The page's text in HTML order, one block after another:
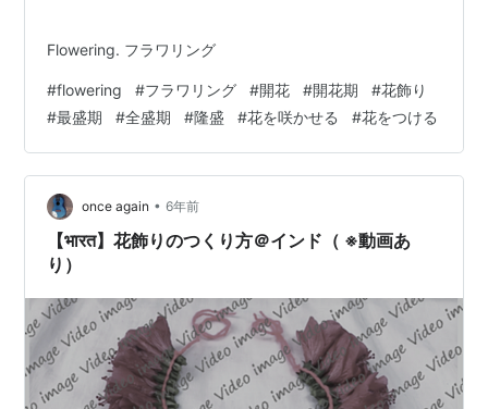
Flowering. フラワリング
#flowering #フラワリング #開花 #開花期 #花飾り
#最盛期 #全盛期 #隆盛 #花を咲かせる #花をつける
once again • 6年前
【भारत】花飾りのつくり方＠インド（ ※動画あ
り）